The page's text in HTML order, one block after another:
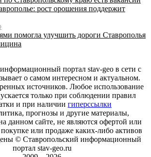
рост орошения поддержит
помогла улучшить дороги Ставрополья
портал stav-geo в сети с
о самом интересном и актуальном.
источников. Любое использование
только при соблюдении правил
и при наличии гиперссылки
прогнозы и другие материалы,
данном сайте, не являются офертой или
или продаже каких-либо активов
© Ставропольский информационный
портал stav-geo.ru